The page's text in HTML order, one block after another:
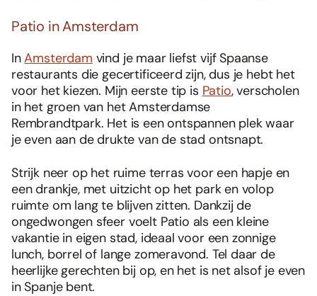
Patio in Amsterdam
InAmsterdam vind je maar liefst vijf Spaanse
restaurants die gecertificeerd zijn, dus je hebt het
voor het kiezen. Mijn eerste tip is Patio, verscholen
in het groen van het Amsterdamse
Rembrandtpark. Het is een ontspannen plek waar
je even aan de drukte van de stad ontsnapt.
Strijk neer op het ruime terras voor een hapje en
een drankje, met uitzicht op het park en volop
ruimte om lang te blijven zitten. Dankzij de
ongedwongen sfeer voelt Patio als een kleine
vakantie in eigen stad, ideaal voor een zonnige
lunch, borrel of lange zomeravond. Tel daar de
heerlijke gerechten bij op, en het is net alsof je even
in Spanje bent.